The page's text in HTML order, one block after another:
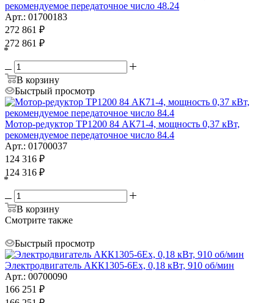
рекомендуемое передаточное число 48.24
Арт.: 01700183
272 861 ₽
272 861 ₽
*
В корзину
Быстрый просмотр
Мотор-редуктор ТР1200 84 АК71-4, мощность 0,37 кВт,
рекомендуемое передаточное число 84.4
Арт.: 01700037
124 316 ₽
124 316 ₽
*
В корзину
Смотрите также
Быстрый просмотр
Электродвигатель АКК1305-6Ex, 0,18 кВт, 910 об/мин
Арт.: 00700090
166 251 ₽